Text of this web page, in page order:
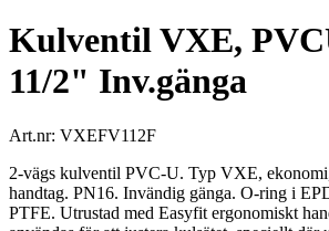
Kulventil VXE,
11/2" Inv.gänga
Art.nr: VXEFV112F
2-vägs kulventil PVC-U. Typ VXE,
handtag. PN16. Invändig gänga. O-ring i
PTFE. Utrustad med Easyfit ergonomiskt